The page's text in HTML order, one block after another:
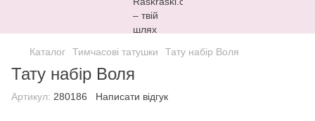
Каталог Тимчасові татушки Тату набір Воля
Тату набір Воля
Артикул: 280186 Написати відгук